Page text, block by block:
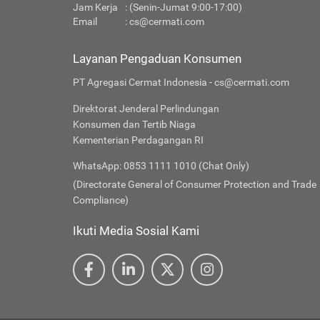
Jam Kerja
: (Senin-Jumat 9:00-17:00)
Email
:cs@cermati.com
Layanan Pengaduan Konsumen
PT Agregasi Cermat Indonesia - cs@cermati.com
Direktorat Jenderal Perlindungan
Konsumen dan Tertib Niaga
Kementerian Perdagangan RI
WhatsApp: 0853 1111 1010 (Chat Only)
(Directorate General of Consumer Protection and Trade
Compliance)
Ikuti Media Sosial Kami